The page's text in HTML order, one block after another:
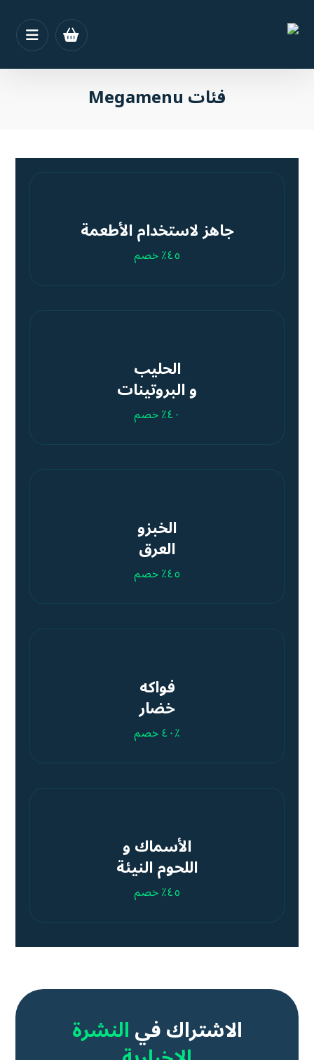
فئات Megamenu
جاهز لاستخدام الأطعمة
٤٥٪ خصم
الحليب
و البروتينات
٤٠٪ خصم
الخبزو
العرق
٤٥٪ خصم
فواكه
خضار
٤۰٪ خصم
الأسماك و
اللحوم النيئة
٤٥٪ خصم
الاشتراك فيالنشرة